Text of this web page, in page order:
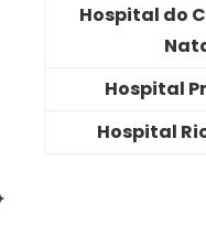
Hospital do
Hospital
Hospital